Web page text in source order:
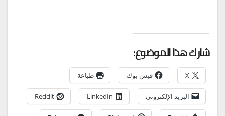
شارك هذا الموضوع:
X فيس بوك طباعة
البريد الإلكتروني LinkedIn
Reddit